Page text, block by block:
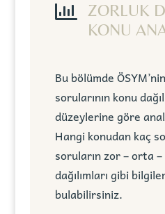

ZORLUK
KONU
Bu bölümde
sorularının konu
düzeylerine göre
Hangi konudan kaç
soruların zor – orta
dağılımları gibi
bulabilirsiniz.